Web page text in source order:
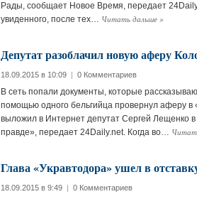
Рады, сообщает Новое Время, передает
увиденного, после тех… Читать дальше »
Депутат разоблачил новую аферу
18.09.2015 в 10:09 | 0 Комментариев
В сеть попали документы, которые
помощью одного бельгийца провернул аферу в
выложил в Интернет депутат Сергей Лещенко в
правде», передает 24Daily.net. Когда во…
Глава «Укравтодора» ушел в
18.09.2015 в 9:49 | 0 Комментариев